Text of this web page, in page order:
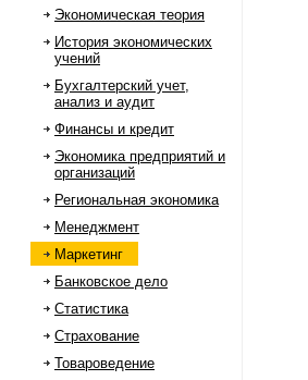
Экономическая теория
История экономических
учений
Бухгалтерский учет,
анализ и аудит
Финансы и кредит
Экономика предприятий и
организаций
Региональная экономика
Менеджмент
Маркетинг
Банковское дело
Статистика
Страхование
Товароведение